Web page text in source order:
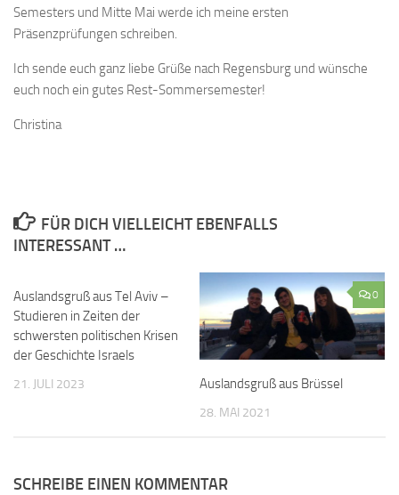
Semesters und Mitte Mai werde ich meine ersten
Präsenzprüfungen schreiben.
Ich sende euch ganz liebe Grüße nach Regensburg und wünsche
euch noch ein gutes Rest-Sommersemester!
Christina
FÜR DICH VIELLEICHT EBENFALLS
INTERESSANT …
Auslandsgruß aus Tel Aviv –
Studieren in Zeiten der
schwersten politischen Krisen
der Geschichte Israels
21. JULI 2023
0
Auslandsgruß aus Brüssel
28. MAI 2021
SCHREIBE EINEN KOMMENTAR